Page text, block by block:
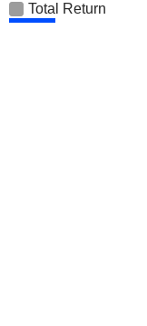
Total Return